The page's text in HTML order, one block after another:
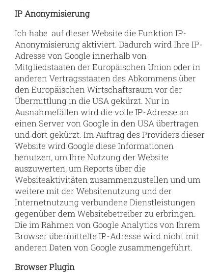
IP Anonymisierung
Ich habe auf dieser Website die Funktion IP-
Anonymisierung aktiviert. Dadurch wird Ihre IP-
Adresse von Google innerhalb von
Mitgliedstaaten der Europäischen Union oder in
anderen Vertragsstaaten des Abkommens über
den Europäischen Wirtschaftsraum vor der
Übermittlung in die USA gekürzt. Nur in
Ausnahmefällen wird die volle IP-Adresse an
einen Server von Google in den USA übertragen
und dort gekürzt. Im Auftrag des Providers dieser
Website wird Google diese Informationen
benutzen, um Ihre Nutzung der Website
auszuwerten, um Reports über die
Websiteaktivitäten zusammenzustellen und um
weitere mit der Websitenutzung und der
Internetnutzung verbundene Dienstleistungen
gegenüber dem Websitebetreiber zu erbringen.
Die im Rahmen von Google Analytics von Ihrem
Browser übermittelte IP-Adresse wird nicht mit
anderen Daten von Google zusammengeführt.
Browser Plugin